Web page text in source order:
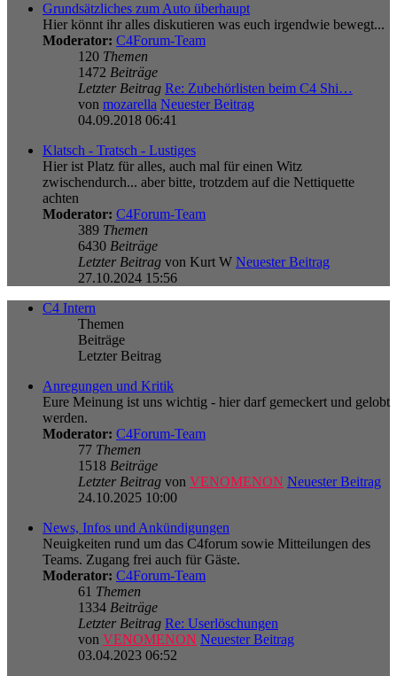
Grundsätzliches zum Auto überhaupt
Hier könnt ihr alles diskutieren was euch irgendwie bewegt...
Moderator: C4Forum-Team
120 Themen
1472 Beiträge
Letzter Beitrag Re: Zubehörlisten beim C4 Shi…
von mozarella Neuester Beitrag
04.09.2018 06:41
Klatsch - Tratsch - Lustiges
Hier ist Platz für alles, auch mal für einen Witz
zwischendurch... aber bitte, trotzdem auf die Nettiquette
achten
Moderator: C4Forum-Team
389 Themen
6430 Beiträge
Letzter Beitrag von Kurt W Neuester Beitrag
27.10.2024 15:56
C4 Intern
Themen
Beiträge
Letzter Beitrag
Anregungen und Kritik
Eure Meinung ist uns wichtig - hier darf gemeckert und gelobt
werden.
Moderator: C4Forum-Team
77 Themen
1518 Beiträge
Letzter Beitrag von VENOMENON Neuester Beitrag
24.10.2025 10:00
News, Infos und Ankündigungen
Neuigkeiten rund um das C4forum sowie Mitteilungen des
Teams. Zugang frei auch für Gäste.
Moderator: C4Forum-Team
61 Themen
1334 Beiträge
Letzter Beitrag Re: Userlöschungen
von VENOMENON Neuester Beitrag
03.04.2023 06:52